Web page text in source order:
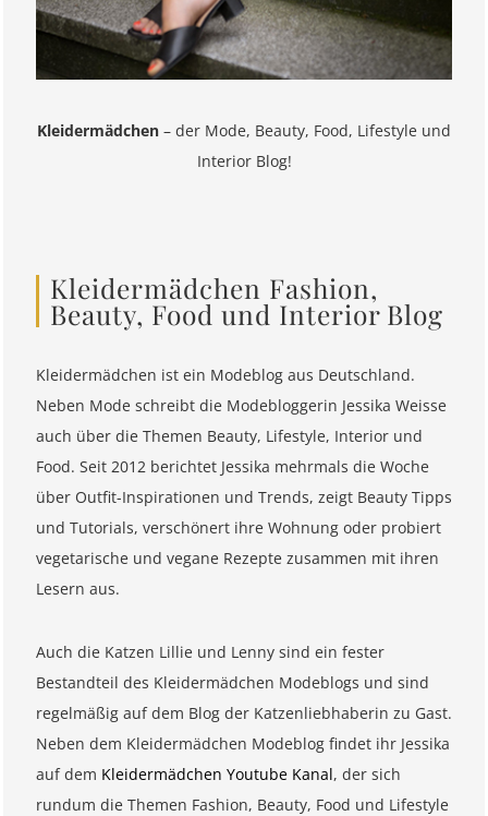
Kleidermädchen – der Mode, Beauty, Food, Lifestyle und
Interior Blog!
Kleidermädchen Fashion,
Beauty, Food und Interior Blog
Kleidermädchen ist ein Modeblog aus Deutschland.
Neben Mode schreibt die Modebloggerin Jessika Weisse
auch über die Themen Beauty, Lifestyle, Interior und
Food. Seit 2012 berichtet Jessika mehrmals die Woche
über Outfit-Inspirationen und Trends, zeigt Beauty Tipps
und Tutorials, verschönert ihre Wohnung oder probiert
vegetarische und vegane Rezepte zusammen mit ihren
Lesern aus.
Auch die Katzen Lillie und Lenny sind ein fester
Bestandteil des Kleidermädchen Modeblogs und sind
regelmäßig auf dem Blog der Katzenliebhaberin zu Gast.
Neben dem Kleidermädchen Modeblog findet ihr Jessika
auf dem Kleidermädchen Youtube Kanal, der sich
rundum die Themen Fashion, Beauty, Food und Lifestyle